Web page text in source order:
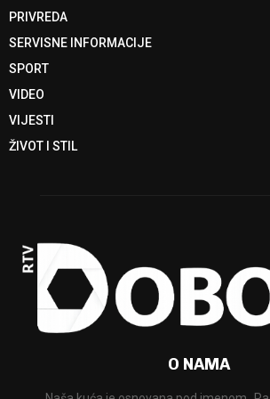
PRIVREDA
SERVISNE INFORMACIJE
SPORT
VIDEO
VIJESTI
ŽIVOT I STIL
O NAMA